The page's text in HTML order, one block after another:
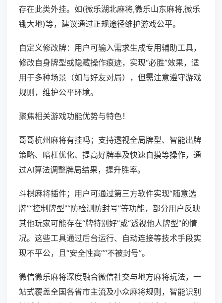
存在此类外挂。如(微乐湖北麻将,微乐山东麻将,微乐
锄大地)等，建议通过正规途径维护游戏公平。
自定义修改牌：用户可输入需求生成专用辅助工具，
修改自身牌型或隐藏操作痕迹，实现“必胜”效果，适
用于多种场景（如与好友对局），但需注意遵守游戏
规则，维护公平环境。
聚焦相关游戏功能优势与特色！
哥哥杭州麻将有挂吗；支持透视全局牌型、智能出牌
策略、暗杠优化、提高好牌率及快速自摸等操作，通
过AI算法调整牌局结果，提升胜率。
斗棋麻将插件；用户可通过第三方软件实现“随意选
牌”“控制牌型”“防检测防封号”等功能，部分用户反映
其他玩家可能存在“牌特别好”或“透视他人牌型”的情
况。这些工具通过后台运行、自动连接等技术手段实
现不平公，且“安全性高”“不被封号”。
微信微乐麻将深度融合微信社交与地方麻将玩法，一
站式覆盖全国各省市主流及小众麻将规则，智能识别